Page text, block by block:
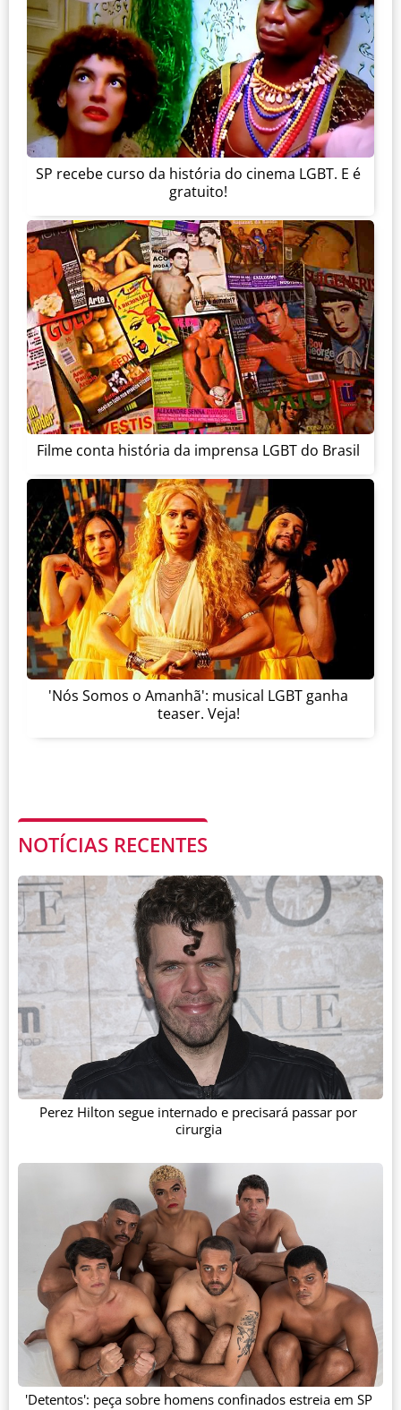
SP recebe curso da história do cinema LGBT. E é
gratuito!
Filme conta história da imprensa LGBT do Brasil
'Nós Somos o Amanhã': musical LGBT ganha
teaser. Veja!
NOTÍCIAS RECENTES
Perez Hilton segue internado e precisará passar por
cirurgia
'Detentos': peça sobre homens confinados estreia em SP